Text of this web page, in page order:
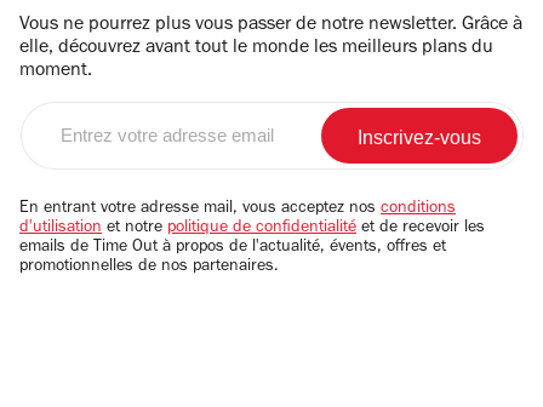
Vous ne pourrez plus vous passer de notre newsletter. Grâce à
elle, découvrez avant tout le monde les meilleurs plans du
moment.
email
En entrant votre adresse mail, vous acceptez nos conditions
d'utilisation et notre politique de confidentialité et de recevoir les
emails de Time Out à propos de l'actualité, évents, offres et
promotionnelles de nos partenaires.